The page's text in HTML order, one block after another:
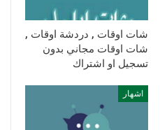
شات اوقات , دردشة اوقات ,
شات اوقات مجاني بدون
تسجيل او اشتراك
اشهار